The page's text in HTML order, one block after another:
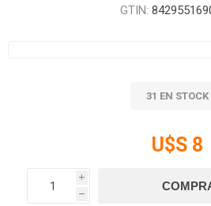
GTIN:
31 EN STOCK
U$S 8
i
h